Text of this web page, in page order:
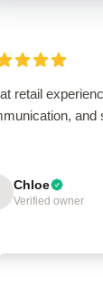
retail
and
Chloe
Verified owner